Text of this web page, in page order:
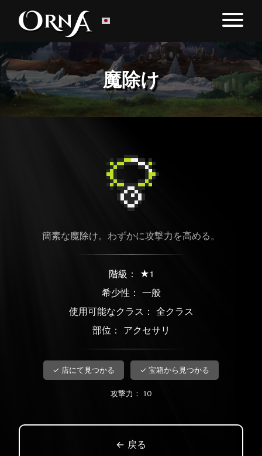
魔除け
簡素な魔除け。わずかに攻撃力を高める。
階級： ★1
希少性： 一般
使用可能なクラス： 全クラス
部位： アクセサリ
✓ 店にて見つかる ✓ 宝箱から見つかる
攻撃力： 10
← 戻る